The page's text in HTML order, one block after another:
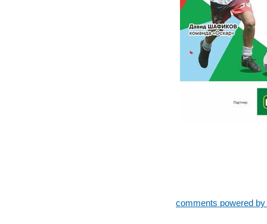
comments powered